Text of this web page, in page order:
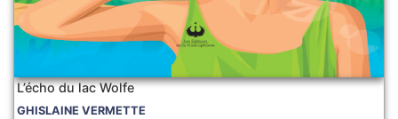
L’écho du lac Wolfe
GHISLAINE VERMETTE